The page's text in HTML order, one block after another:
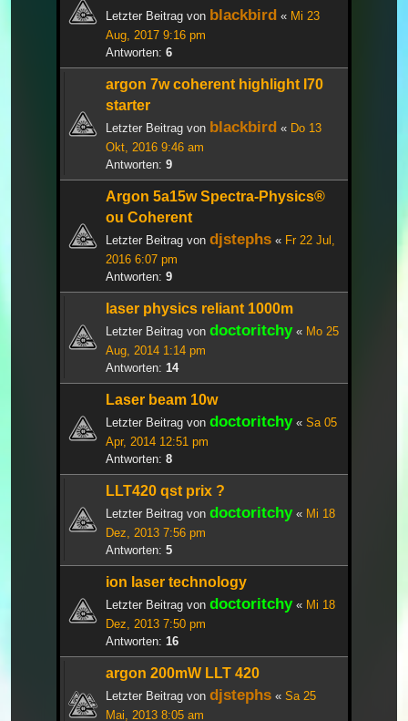
Letzter Beitrag von blackbird « Mi 23
Aug, 2017 9:16 pm
Antworten: 6
argon 7w coherent highlight I70
starter
Letzter Beitrag von blackbird « Do 13
Okt, 2016 9:46 am
Antworten: 9
Argon 5a15w Spectra-Physics®
ou Coherent
Letzter Beitrag von djstephs « Fr 22 Jul,
2016 6:07 pm
Antworten: 9
laser physics reliant 1000m
Letzter Beitrag von doctoritchy« Mo 25
Aug, 2014 1:14 pm
Antworten: 14
Laser beam 10w
Letzter Beitrag von doctoritchy« Sa 05
Apr, 2014 12:51 pm
Antworten: 8
LLT420 qst prix ?
Letzter Beitrag von doctoritchy« Mi 18
Dez, 2013 7:56 pm
Antworten: 5
ion laser technology
Letzter Beitrag von doctoritchy« Mi 18
Dez, 2013 7:50 pm
Antworten: 16
argon 200mW LLT 420
Letzter Beitrag von djstephs « Sa 25
Mai, 2013 8:05 am